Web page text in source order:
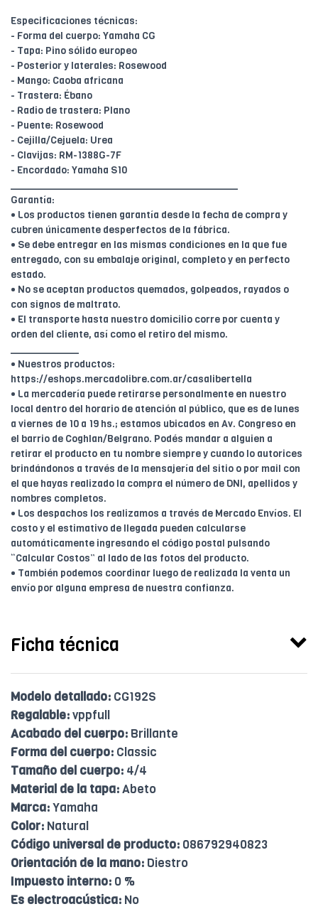
Especificaciones técnicas:
- Forma del cuerpo: Yamaha CG
- Tapa: Pino sólido europeo
- Posterior y laterales: Rosewood
- Mango: Caoba africana
- Trastera: Ébano
- Radio de trastera: Plano
- Puente: Rosewood
- Cejilla/Cejuela: Urea
- Clavijas: RM-1388G-7F
- Encordado: Yamaha S10
Garantía:
• Los productos tienen garantía desde la fecha de compra y
cubren únicamente desperfectos de la fábrica.
• Se debe entregar en las mismas condiciones en la que fue
entregado, con su embalaje original, completo y en perfecto
estado.
• No se aceptan productos quemados, golpeados, rayados o
con signos de maltrato.
• El transporte hasta nuestro domicilio corre por cuenta y
orden del cliente, así como el retiro del mismo.
• Nuestros productos:
https://eshops.mercadolibre.com.ar/casalibertella
• La mercadería puede retirarse personalmente en nuestro
local dentro del horario de atención al público, que es de lunes
a viernes de 10 a 19 hs.; estamos ubicados en Av. Congreso en
el barrio de Coghlan/Belgrano. Podés mandar a alguien a
retirar el producto en tu nombre siempre y cuando lo autorices
brindándonos a través de la mensajería del sitio o por mail con
el que hayas realizado la compra el número de DNI, apellidos y
nombres completos.
• Los despachos los realizamos a través de Mercado Envíos. El
costo y el estimativo de llegada pueden calcularse
automáticamente ingresando el código postal pulsando
“Calcular Costos” al lado de las fotos del producto.
• También podemos coordinar luego de realizada la venta un
envío por alguna empresa de nuestra confianza.
Ficha técnica
Modelo detallado: CG192S
Regalable:vppfull
Acabado del cuerpo: Brillante
Forma del cuerpo: Classic
Tamaño del cuerpo: 4/4
Material de la tapa:Abeto
Marca:Yamaha
Color: Natural
Código universal de producto: 086792940823
Orientación de la mano: Diestro
Impuesto interno: 0 %
Es electroacústica: No